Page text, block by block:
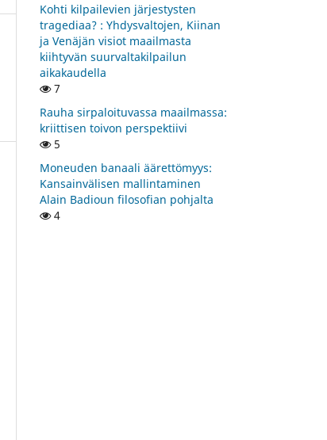
Kohti kilpailevien järjestysten
tragediaa? : Yhdysvaltojen, Kiinan
ja Venäjän visiot maailmasta
kiihtyvän suurvaltakilpailun
aikakaudella
7
Rauha sirpaloituvassa maailmassa:
kriittisen toivon perspektiivi
5
Moneuden banaali äärettömyys:
Kansainvälisen mallintaminen
Alain Badioun filosofian pohjalta
4